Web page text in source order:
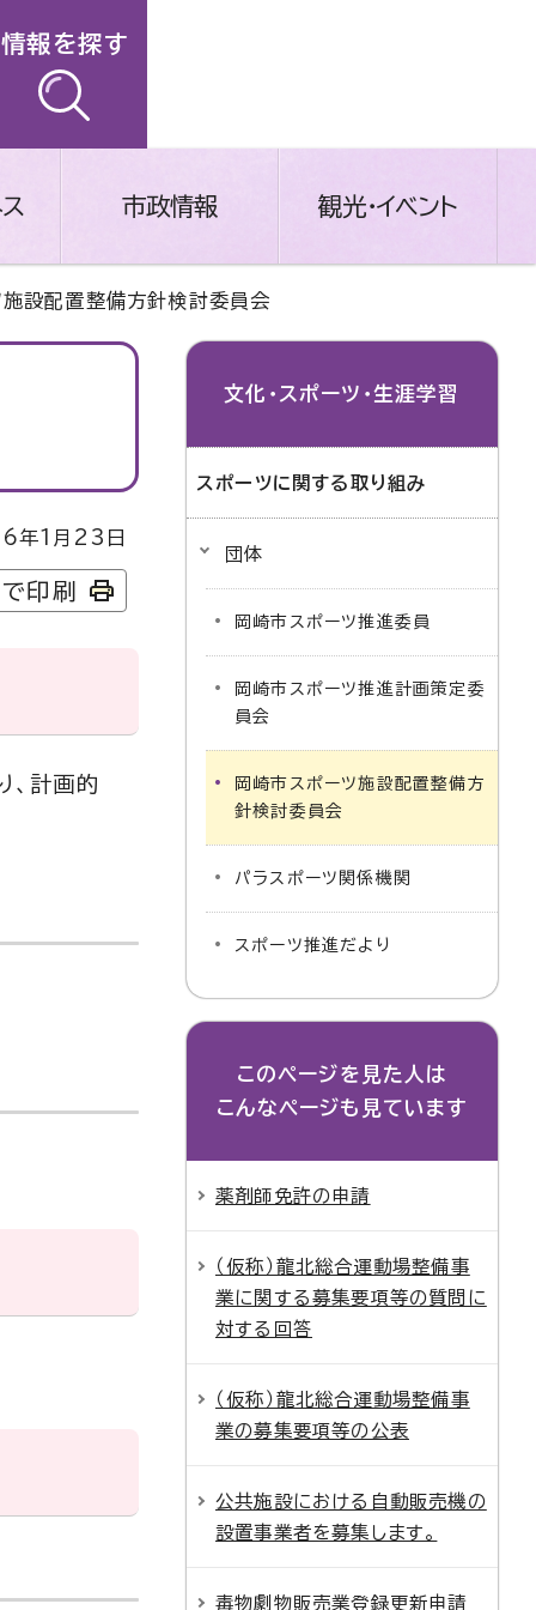
情報を探す
市政情報 観光・イベント
設配置整備方針検討委員会
1月23日
印刷
、計画的
文化・スポーツ・生涯学習
スポーツに関する取り組み
団体
岡崎市スポーツ推進委員
岡崎市スポーツ推進計画策定委
員会
岡崎市スポーツ施設配置整備方
針検討委員会
パラスポーツ関係機関
スポーツ推進だより
このページを見た人は
こんなページも見ています
薬剤師免許の申請
（仮称）龍北総合運動場整備事
業に関する募集要項等の質問に
対する回答
（仮称）龍北総合運動場整備事
業の募集要項等の公表
公共施設における自動販売機の
設置事業者を募集します。
毒物劇物販売業登録更新申請